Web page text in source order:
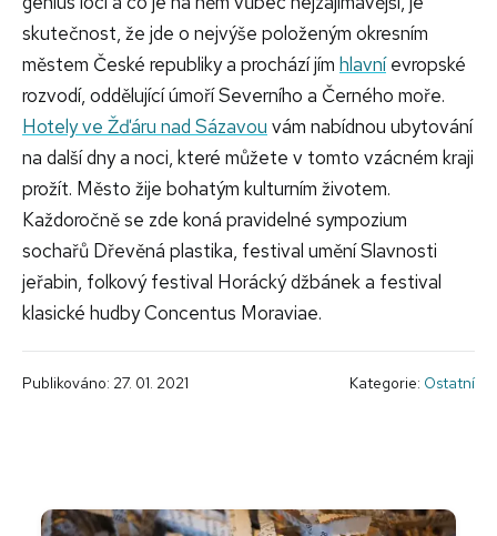
skutečnost, že jde o nejvýše položeným okresním
městem České republiky a prochází jím hlavníevropské
rozvodí, oddělující úmoří Severního a Černého moře.
Hotely ve Žďáru nad Sázavou vám nabídnou ubytování
na další dny a noci, které můžete v tomto vzácném kraji
prožít. Město žije bohatým kulturním životem.
Každoročně se zde koná pravidelné sympozium
sochařů Dřevěná plastika, festival umění Slavnosti
jeřabin, folkový festival Horácký džbánek a festival
klasické hudby Concentus Moraviae.
Publikováno: 27. 01. 2021 Kategorie: Ostatní